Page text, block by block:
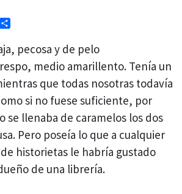
Email
pecosa y de pelo
medio amarillento. Tenía un
que todas nosotras todavía
si no fuese suficiente, por
se llenaba de caramelos los dos
Pero poseía lo que a cualquier
historietas le habría gustado
de una librería.